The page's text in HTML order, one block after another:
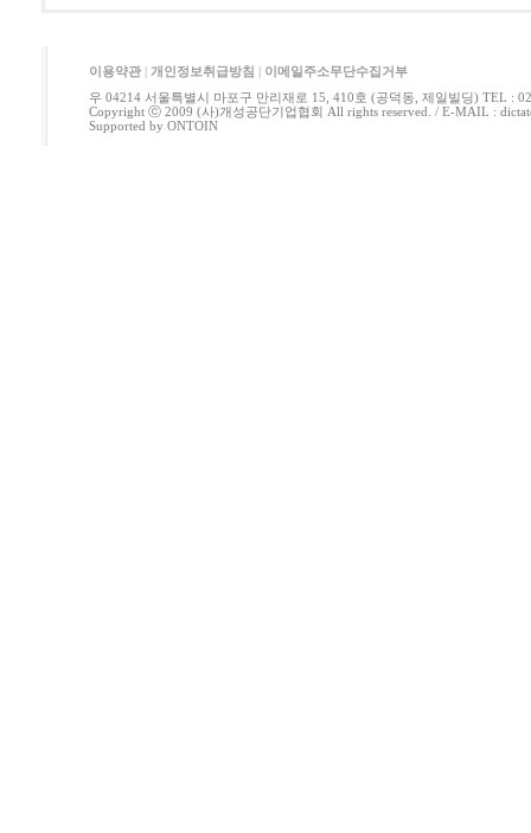
이용약관 개인정보취급방침
이메일주소무단수집거부
우 04214 서울특별시 마포구 만리재로 15, 410호 (공덕동, 제일빌딩) TEL :
Copyright ⓒ 2009 (사)개성공단기업협회 All rights reserved. / E-MAIL :
Supported by ONTOIN